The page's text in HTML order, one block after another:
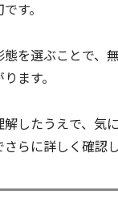
す。
を選ぶことで、
ます。
したうえで、気
らに詳しく確認